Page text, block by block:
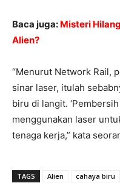
Baca juga: Misteri
Alien?
“Menurut Network Rail,
sinar laser, itulah
biru di langit.
menggunakan laser
tenaga kerja,” kata
TAGS Alien cahaya biru